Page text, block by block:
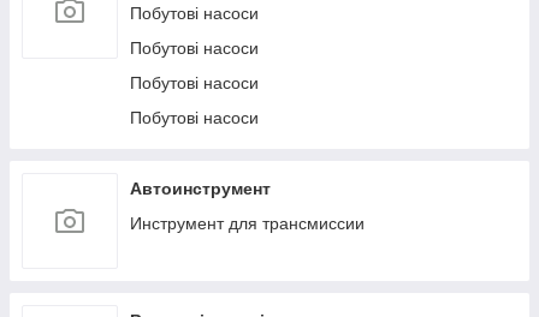
Побутові насоси
Побутові насоси
Побутові насоси
Побутові насоси
Автоинструмент
Инструмент для трансмиссии